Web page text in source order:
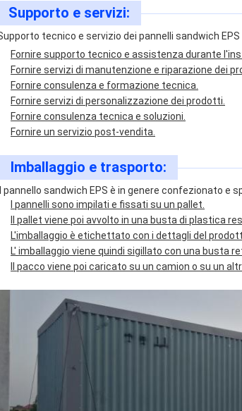
Supporto e servizi:
tecnico e servizio dei pannelli sandwich EPS
Fornire supporto tecnico e assistenza durante
Fornire servizi di manutenzione e riparazione dei
Fornire consulenza e formazione tecnica.
Fornire servizi di personalizzazione dei prodotti.
Fornire consulenza tecnica e soluzioni.
Fornire un servizio post-vendita.
Imballaggio e trasporto:
pannello sandwich EPS è in genere confezionato e
I pannelli sono impilati e fissati su un pallet.
Il pallet viene poi avvolto in una busta di plastica
L'imballaggio è etichettato con i dettagli del
L' imballaggio viene quindi sigillato con una busta
Il pacco viene poi caricato su un camion o su un